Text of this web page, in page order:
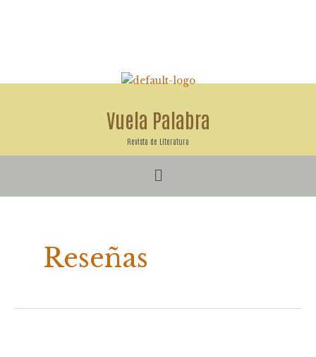
Vuela Palabra
Revista de Literatura
Menú
Reseñas